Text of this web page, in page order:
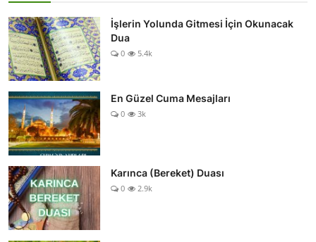
DİNİ BİLGİLER
İşlerin Yolunda Gitmesi İçin Okunacak
Dua
0 5.4k
En Güzel Cuma Mesajları
0 3k
Karınca (Bereket) Duası
0 2.9k